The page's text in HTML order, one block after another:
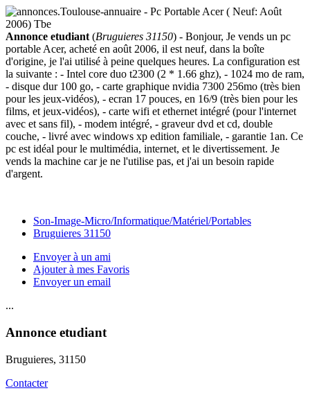
Annonce etudiant (Bruguieres 31150) - Bonjour, Je vends un pc
portable Acer, acheté en août 2006, il est neuf, dans la boîte
d'origine, je l'ai utilisé à peine quelques heures. La configuration est
la suivante : - Intel core duo t2300 (2 * 1.66 ghz), - 1024 mo de ram,
- disque dur 100 go, - carte graphique nvidia 7300 256mo (très bien
pour les jeux-vidéos), - ecran 17 pouces, en 16/9 (très bien pour les
films, et jeux-vidéos), - carte wifi et ethernet intégré (pour l'internet
avec et sans fil), - modem intégré, - graveur dvd et cd, double
couche, - livré avec windows xp edition familiale, - garantie 1an. Ce
pc est idéal pour le multimédia, internet, et le divertissement. Je
vends la machine car je ne l'utilise pas, et j'ai un besoin rapide
d'argent.
Son-Image-Micro/Informatique/Matériel/Portables
Bruguieres 31150
Envoyer à un ami
Ajouter à mes Favoris
Envoyer un email
...
Annonce etudiant
Bruguieres, 31150
Contacter